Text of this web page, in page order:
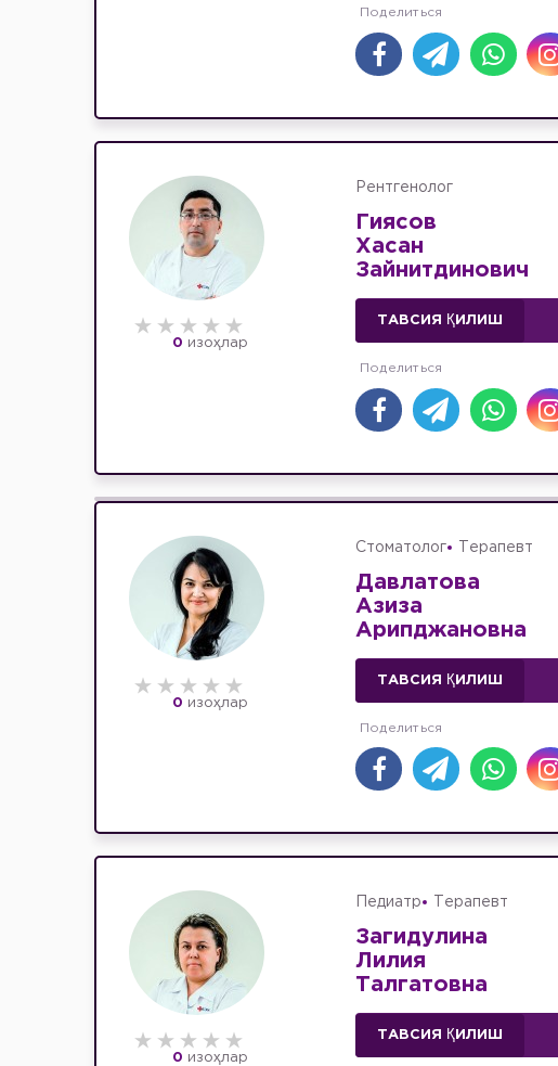
0 изоҳлар
Рентгенолог
Гиясов
Хасан
Зайнитдинович
ТАВСИЯ ҚИЛИШ
0 изоҳлар
Стоматолог Терапевт
Давлатова
Азиза
Арипджановна
ТАВСИЯ ҚИЛИШ
0 изоҳлар
Педиатр Терапевт
Загидулина
Лилия
Талгатовна
ТАВСИЯ ҚИЛИШ